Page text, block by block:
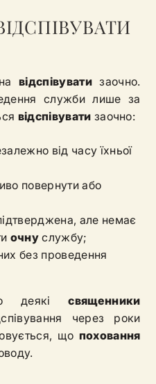
відспівуватизаочно.
служби лише за
відспівувати заочно:
від часу їхньої
повернути або
але немає
очну службу;
без проведення
деякісвященники
через роки
що поховання